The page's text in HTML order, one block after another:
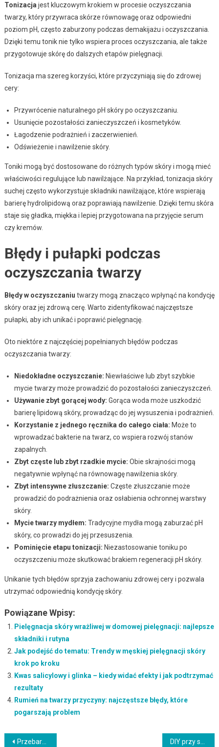
Tonizacja jest kluczowym krokiem w procesie oczyszczania
twarzy, który przywraca skórze równowagę oraz odpowiedni
poziom pH, często zaburzony podczas demakijażu i oczyszczania.
Dzięki temu tonik nie tylko wspiera proces oczyszczania, ale także
przygotowuje skórę do dalszych etapów pielęgnacji.
Tonizacja ma szereg korzyści, które przyczyniają się do zdrowej
cery:
Przywrócenie naturalnego pH skóry po oczyszczaniu.
Usunięcie pozostałości zanieczyszczeń i kosmetyków.
Łagodzenie podrażnień i zaczerwienień.
Odświeżenie i nawilżenie skóry.
Toniki mogą być dostosowane do różnych typów skóry i mogą mieć
właściwości regulujące lub nawilżające. Na przykład, tonizacja skóry
suchej często wykorzystuje składniki nawilżające, które wspierają
barierę hydrolipidową oraz poprawiają nawilżenie. Dzięki temu skóra
staje się gładka, miękka i lepiej przygotowana na przyjęcie serum
czy kremów.
Błędy i pułapki podczas
oczyszczania twarzy
Błędy w oczyszczaniu twarzy mogą znacząco wpłynąć na kondycję
skóry oraz jej zdrową cerę. Warto zidentyfikować najczęstsze
pułapki, aby ich unikać i poprawić pielęgnację.
Oto niektóre z najczęściej popełnianych błędów podczas
oczyszczania twarzy:
Niedokładne oczyszczanie: Niewłaściwe lub zbyt szybkie
mycie twarzy może prowadzić do pozostałości zanieczyszczeń.
Używanie zbyt gorącej wody: Gorąca woda może uszkodzić
barierę lipidową skóry, prowadząc do jej wysuszenia i podrażnień.
Korzystanie z jednego ręcznika do całego ciała: Może to
wprowadzać bakterie na twarz, co wspiera rozwój stanów
zapalnych.
Zbyt częste lub zbyt rzadkie mycie: Obie skrajności mogą
negatywnie wpłynąć na równowagę nawilżenia skóry.
Zbyt intensywne złuszczanie: Częste złuszczanie może
prowadzić do podrażnienia oraz osłabienia ochronnej warstwy
skóry.
Mycie twarzy mydłem: Tradycyjne mydła mogą zaburzać pH
skóry, co prowadzi do jej przesuszenia.
Pominięcie etapu tonizacji: Niezastosowanie toniku po
oczyszczeniu może skutkować brakiem regeneracji pH skóry.
Unikanie tych błędów sprzyja zachowaniu zdrowej cery i pozwala
utrzymać odpowiednią kondycję skóry.
Powiązane Wpisy:
Pielęgnacja skóry wrażliwej w domowej pielęgnacji: najlepsze
składniki i rutyna
Jak podejść do tematu: Trendy w męskiej pielęgnacji skóry
krok po kroku
Kwas salicylowy i glinka – kiedy widać efekty i jak podtrzymać
rezultaty
Rumień na twarzy przyczyny: najczęstsze błędy, które
pogarszają problem
Nawigacja
Przebarwienia a fototyp skóry a inne składniki: jak łączyć i nie podrażnić